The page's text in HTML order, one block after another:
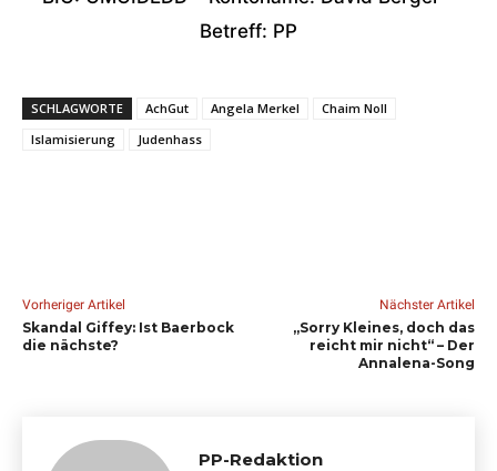
Betreff: PP
SCHLAGWORTE AchGut Angela Merkel
Chaim Noll
Islamisierung
Judenhass
Vorheriger Artikel
Skandal Giffey: Ist Baerbock
die nächste?
Nächster Artikel
„Sorry Kleines, doch das
reicht mir nicht“ – Der
Annalena-Song
PP-Redaktion